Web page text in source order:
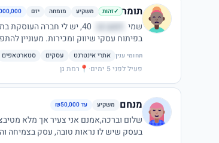
תומר ✓זהות משקיע מומחה יזם
שמי דנהב כנ
בפיתוח עסקי שיווק ומכירות. מעוניין להתפתח ולהשקיע במיזמים בתחומים נוספים בעיקר כשותף פעיל.
תחומי ענין אתרי אינטרנט עסקים סטארטאפים
פעיל לפני 5 ימים ·
📍 רמת גן
מנחם משקיע עד ₪50,000
שלום וברכה,אמנם אני צעיר אך מלא
בעסק שיש לו נראות טובה, עסק בצמיחה